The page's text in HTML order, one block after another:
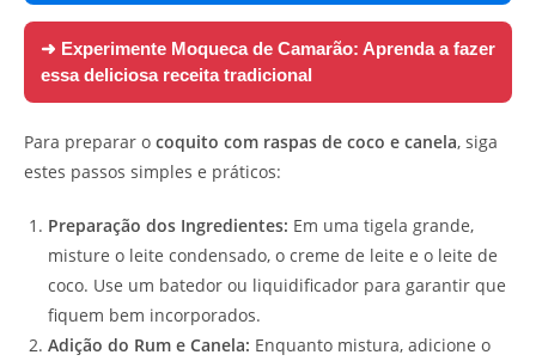
➜ Experimente Moqueca de Camarão: Aprenda a fazer
essa deliciosa receita tradicional
Para preparar o coquito com raspas de coco e canela, siga
estes passos simples e práticos:
Preparação dos Ingredientes: Em uma tigela grande,
misture o leite condensado, o creme de leite e o leite de
coco. Use um batedor ou liquidificador para garantir que
fiquem bem incorporados.
Adição do Rum e Canela: Enquanto mistura, adicione o